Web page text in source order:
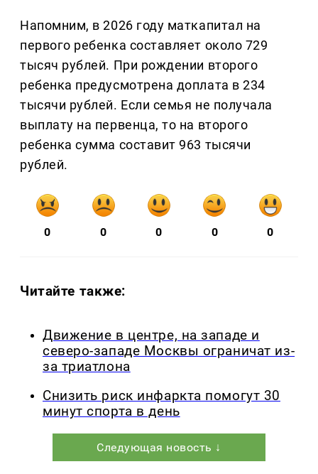
Напомним, в 2026 году маткапитал на
первого ребенка составляет около 729
тысяч рублей. При рождении второго
ребенка предусмотрена доплата в 234
тысячи рублей. Если семья не получала
выплату на первенца, то на второго
ребенка сумма составит 963 тысячи
рублей.
0 0 0 0 0
Читайте также:
Движение в центре, на западе и
северо-западе Москвы ограничат из-
за триатлона
Снизить риск инфаркта помогут 30
минут спорта в день
Следующая новость ↓